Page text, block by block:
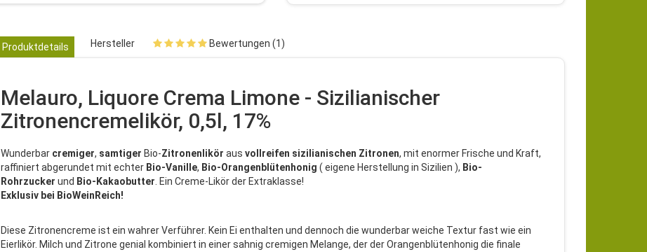
Produktdetails Hersteller Bewertungen (1)
Melauro, Liquore Crema Limone - Sizilianischer
Zitronencremelikör, 0,5l, 17%
Wunderbar cremiger, samtiger Bio-Zitronenlikör aus vollreifen sizilianischen Zitronen, mit enormer Frische und Kraft,
raffiniert abgerundet mit echter Bio-Vanille, Bio-Orangenblütenhonig ( eigene Herstellung in Sizilien ), Bio-
Rohrzucker und Bio-Kakaobutter . Ein Creme-Likör der Extraklasse!
Exklusiv bei BioWeinReich!
Diese Zitronencreme ist ein wahrer Verführer. Kein Ei enthalten und dennoch die wunderbar weiche Textur fast wie ein
Eierlikör. Milch und Zitrone genial kombiniert in einer sahnig cremigen Melange, der der Orangenblütenhonig die finale